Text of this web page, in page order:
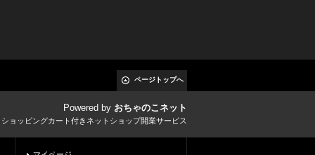
ページトップへ
Powered by おちゃのこネット
ョッピングカート付きネットショップ開業サービス